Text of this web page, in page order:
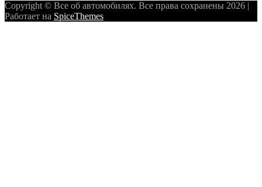
Copyright © Все об автомобилях. Все права сохранены 2026 |
Работает на SpiceThemes